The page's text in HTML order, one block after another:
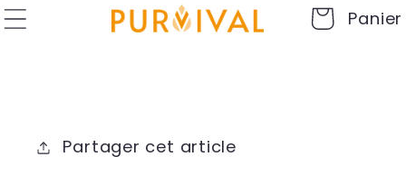
Panier
Partager cet article